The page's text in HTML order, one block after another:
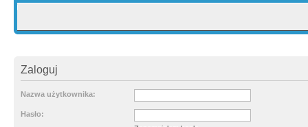
Zaloguj
Nazwa użytkownika:
Hasło: